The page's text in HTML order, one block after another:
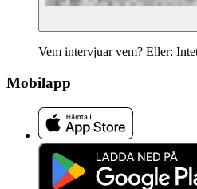
Vem intervjuar vem? Eller:
Mobilapp